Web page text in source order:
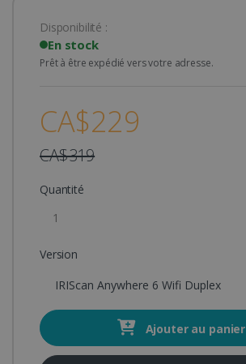
Disponibilité :
En stock
Prêt à être expédié vers votre adresse.
CA$229
CA$319
Quantité
Version
IRIScan Anywhere 6 Wifi Duplex
Ajouter au panier